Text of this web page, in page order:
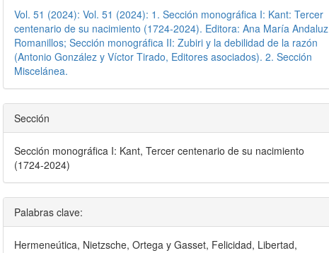
Vol. 51 (2024): Vol. 51 (2024): 1. Sección monográfica I: Kant: Tercer
centenario de su nacimiento (1724-2024). Editora: Ana María Andaluz
Romanillos; Sección monográfica II: Zubiri y la debilidad de la razón
(Antonio González y Víctor Tirado, Editores asociados). 2. Sección
Miscelánea.
Sección
Sección monográfica I: Kant, Tercer centenario de su nacimiento
(1724-2024)
Palabras clave:
Hermeneútica, Nietzsche, Ortega y Gasset, Felicidad, Libertad,